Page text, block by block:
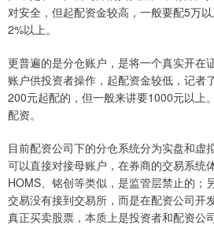
对安全，但起配资金较高，一般要配5万
2%以上。
更普遍的是分仓账户，是将一个真实开在
账户供投资者操作，起配资金较低，记者
200元起配的，但一般来讲要1000元以上
配资。
目前配资公司下的分仓系统分为实盘和虚
可以直接对接母账户，在券商的交易系统
HOMS、铭创等类似，是监管层禁止的；
交易没有接到交易所，而是在配资公司开
真正买卖股票，本质上是投资者和配资公